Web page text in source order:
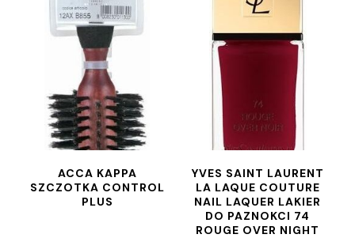
ACCA KAPPA
SZCZOTKA CONTROL
PLUS
YVES SAINT LAURENT
LA LAQUE COUTURE
NAIL LAQUER LAKIER
DO PAZNOKCI 74
ROUGE OVER NIGHT